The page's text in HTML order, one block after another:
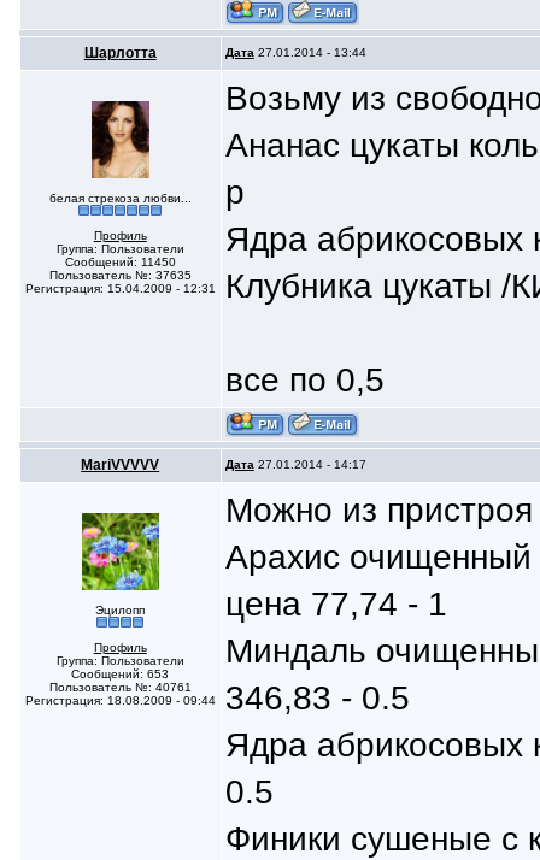
Шарлотта Дата 27.01.2014 - 13:44
белая стрекоза любви...
Профиль
Группа: Пользователи
Сообщений: 11450
Пользователь №: 37635
Регистрация: 15.04.2009 - 12:31
Возьму из
Ананас цукаты
р
Ядра
Клубника цукаты /
все по 0,5
MariVVVVV Дата 27.01.2014 - 14:17
Эцилопп
Профиль
Группа: Пользователи
Сообщений: 653
Пользователь №: 40761
Регистрация: 18.08.2009 - 09:44
Можно из пристроя
Арахис
цена 77,74 - 1
Миндаль
346,83 - 0.5
Ядра
0.5
Финики сушеные с